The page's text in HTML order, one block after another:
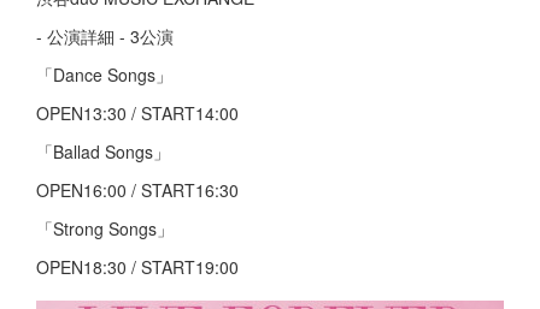
- 公演詳細 - 3公演
「Dance Songs」
OPEN13:30 / START14:00
「Ballad Songs」
OPEN16:00 / START16:30
「Strong Songs」
OPEN18:30 / START19:00